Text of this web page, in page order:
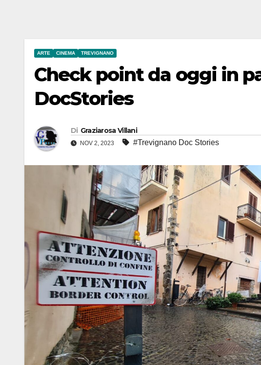
ARTE CINEMA TREVIGNANO
Check point da oggi in
DocStories
Di Graziarosa Villani
NOV 2, 2023 #Trevignano Doc Stories